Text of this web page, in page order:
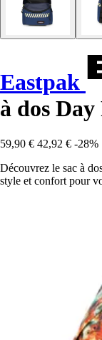
Eastpak
à dos
59,90 € 42,92 € -28%
Découvrez le sac à
style et confort pour